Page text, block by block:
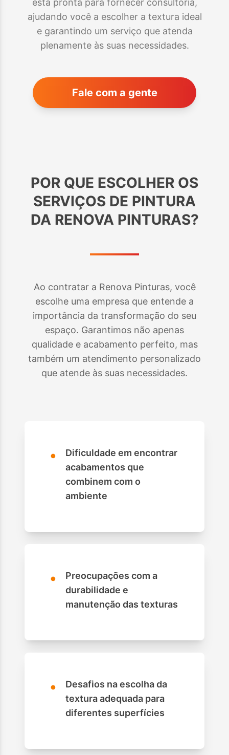
ajudando você a escolher a textura ideal
e garantindo um serviço que atenda
plenamente às suas necessidades.
Fale com a gente
POR QUE ESCOLHER OS
SERVIÇOS DE PINTURA
DA RENOVA PINTURAS?
Ao contratar a Renova Pinturas, você
escolhe uma empresa que entende a
importância da transformação do seu
espaço. Garantimos não apenas
qualidade e acabamento perfeito, mas
também um atendimento personalizado
que atende às suas necessidades.
•
Dificuldade em encontrar
acabamentos que
combinem com o
ambiente
•
Preocupações com a
durabilidade e
manutenção das texturas
•
Desafios na escolha da
textura adequada para
diferentes superfícies